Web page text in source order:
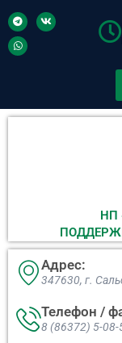
НП
Адрес:
347630, г.
Телефон /
8 (86372) 5-08-